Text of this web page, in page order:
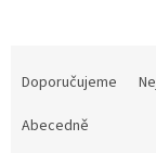
Doporučujeme
Abecedně